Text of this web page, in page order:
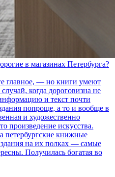
в магазинах Петербурга?
главное, — но книги умеют
когда дороговизна не
и текст почти
попроще, а то и вообще в
и художественно
произведение искусства.
петербургские книжные
на их полках — самые
Получилась богатая во